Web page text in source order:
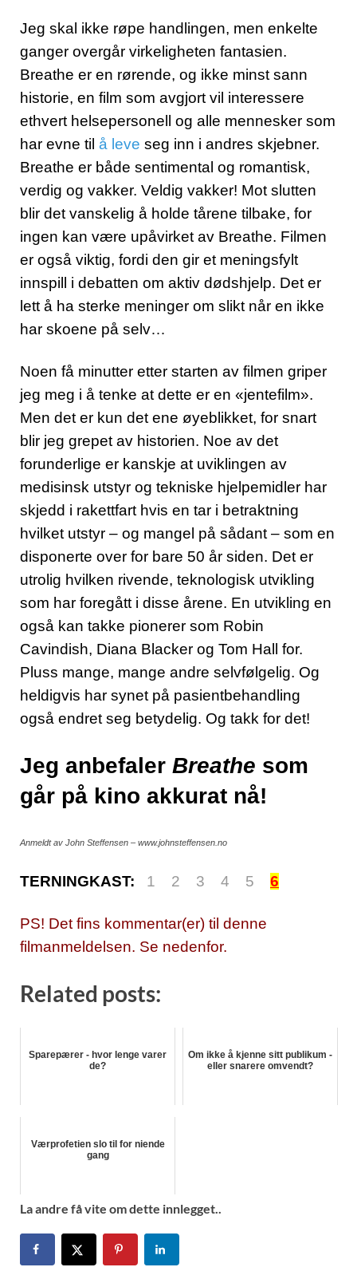
Jeg skal ikke røpe handlingen, men enkelte
ganger overgår virkeligheten fantasien.
Breathe er en rørende, og ikke minst sann
historie, en film som avgjort vil interessere
ethvert helsepersonell og alle mennesker som
har evne til å leve seg inn i andres skjebner.
Breathe er både sentimental og romantisk,
verdig og vakker. Veldig vakker! Mot slutten
blir det vanskelig å holde tårene tilbake, for
ingen kan være upåvirket av Breathe. Filmen
er også viktig, fordi den gir et meningsfylt
innspill i debatten om aktiv dødshjelp. Det er
lett å ha sterke meninger om slikt når en ikke
har skoene på selv…
Noen få minutter etter starten av filmen griper
jeg meg i å tenke at dette er en «jentefilm».
Men det er kun det ene øyeblikket, for snart
blir jeg grepet av historien. Noe av det
forunderlige er kanskje at uviklingen av
medisinsk utstyr og tekniske hjelpemidler har
skjedd i rakettfart hvis en tar i betraktning
hvilket utstyr – og mangel på sådant – som en
disponerte over for bare 50 år siden. Det er
utrolig hvilken rivende, teknologisk utvikling
som har foregått i disse årene. En utvikling en
også kan takke pionerer som Robin
Cavindish, Diana Blacker og Tom Hall for.
Pluss mange, mange andre selvfølgelig. Og
heldigvis har synet på pasientbehandling
også endret seg betydelig. Og takk for det!
Jeg anbefaler Breathe som
går på kino akkurat nå!
Anmeldt av John Steffensen – www.johnsteffensen.no
TERNINGKAST: 1 2 3 4 5 6
PS! Det fins kommentar(er) til denne
filmanmeldelsen. Se nedenfor.
Related posts:
Sparepærer - hvor lenge varer
de?
Om ikke å kjenne sitt publikum -
eller snarere omvendt?
Værprofetien slo til for niende
gang
La andre få vite om dette innlegget..